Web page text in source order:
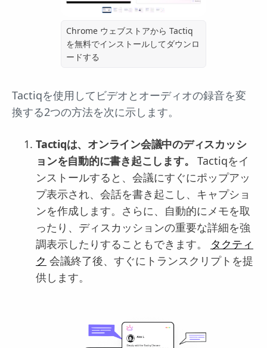
Chrome ウェブストアから Tactiq
を無料でインストールしてダウンロ
ードする
Tactiqを使用してビデオとオーディオの録音を変
換する2つの方法を次に示します。
Tactiqは、オンライン会議中のディスカッシ
ョンを自動的に書き起こします。 Tactiqをイ
ンストールすると、会議にすぐにポップアッ
プ表示され、会話を書き起こし、キャプショ
ンを作成します。さらに、自動的にメモを取
ったり、ディスカッションの重要な詳細を強
調表示したりすることもできます。 タクティ
ク 会議終了後、すぐにトランスクリプトを提
供します。